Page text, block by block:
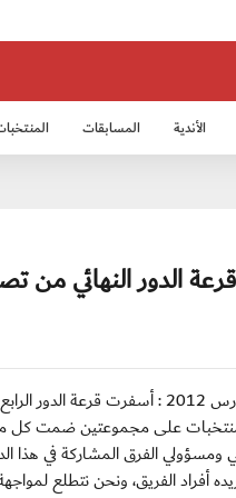
الأندية المسابقات
الدور النهائي من
المنتخبات على مجموعتين ضمت
الفرق المشاركة في هذا
أفراد الفريق، ونحن نتطلع